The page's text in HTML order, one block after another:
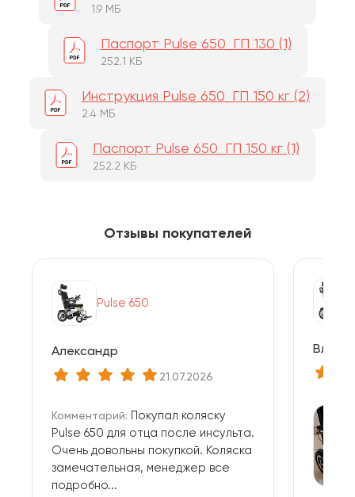
Отзывы покупателей
Pulse 650
Александр
21.07.2026
Комментарий: Покупал коляску
Pulse 650 для отца после инсульта.
Очень довольны покупкой. Коляска
замечательная, менеджер все
подробно...
1.9 МБ
Паспорт Pulse 650_ГП 130 (1)
252.1 КБ
Инструкция Pulse 650_ГП 150 кг (2)
2.4 МБ
Паспорт Pulse 650_ГП 150 кг (1)
252.2 КБ